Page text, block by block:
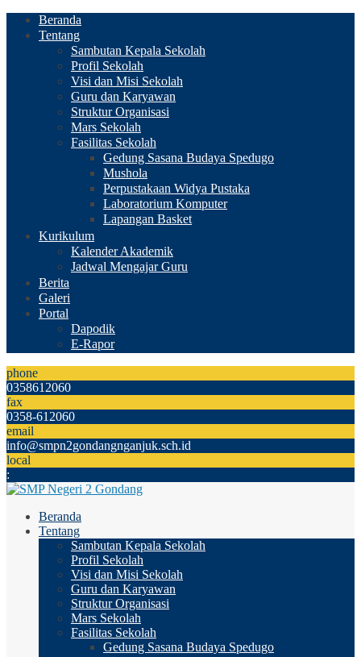
Beranda
Tentang
Sambutan Kepala Sekolah
Profil Sekolah
Visi dan Misi Sekolah
Guru dan Karyawan
Struktur Organisasi
Mars Sekolah
Fasilitas Sekolah
Gedung Sasana Budaya Spedugo
Mushola
Perpustakaan Widya Pustaka
Laboratorium Komputer
Lapangan Basket
Kurikulum
Kalender Akademik
Jadwal Mengajar Guru
Berita
Galeri
Portal
Dapodik
E-Rapor
phone
0358612060
fax
0358-612060
email
info@smpn2gondangnganjuk.sch.id
local
:
Beranda
Tentang
Sambutan Kepala Sekolah
Profil Sekolah
Visi dan Misi Sekolah
Guru dan Karyawan
Struktur Organisasi
Mars Sekolah
Fasilitas Sekolah
Gedung Sasana Budaya Spedugo